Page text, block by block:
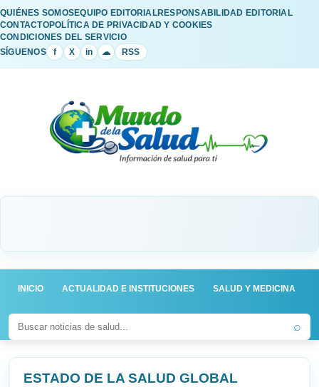
QUIÉNES SOMOSEQUIPO EDITORIALRESPONSABILIDAD EDITORIAL
CONTACTOPOLÍTICA DE PRIVACIDAD Y COOKIES
CONDICIONES DEL SERVICIO
SÍGUENOS
f X in ☁ RSS
INICIO ACTUALIDAD E INSTITUCIONES SALUD Y MEDICINA
⌕
ESTADO DE LA SALUD GLOBAL